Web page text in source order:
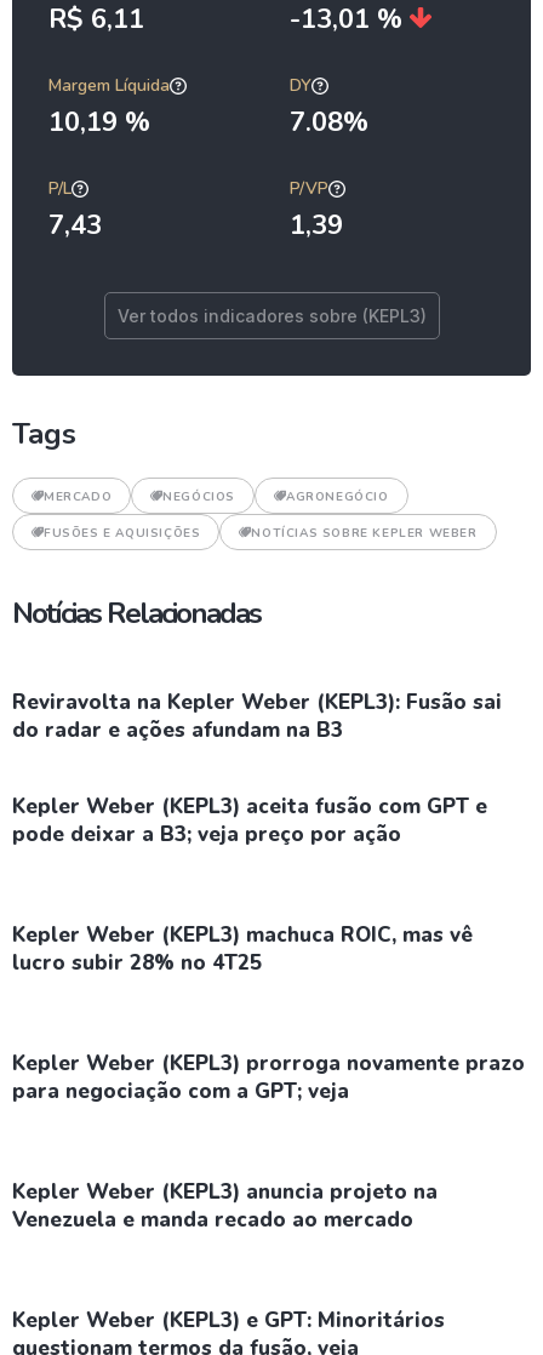
R$ 6,11 -13,01 %
Margem Líquida
10,19 %
DY
7.08%
P/L
7,43
P/VP
1,39
Ver todos indicadores sobre (KEPL3)
Tags
MERCADO NEGÓCIOS AGRONEGÓCIO
FUSÕES E AQUISIÇÕES NOTÍCIAS SOBRE KEPLER WEBER
Notícias Relacionadas
Reviravolta na Kepler Weber (KEPL3): Fusão sai
do radar e ações afundam na B3
Kepler Weber (KEPL3) aceita fusão com GPT e
pode deixar a B3; veja preço por ação
Kepler Weber (KEPL3) machuca ROIC, mas vê
lucro subir 28% no 4T25
Kepler Weber (KEPL3) prorroga novamente prazo
para negociação com a GPT; veja
Kepler Weber (KEPL3) anuncia projeto na
Venezuela e manda recado ao mercado
Kepler Weber (KEPL3) e GPT: Minoritários
questionam termos da fusão, veja